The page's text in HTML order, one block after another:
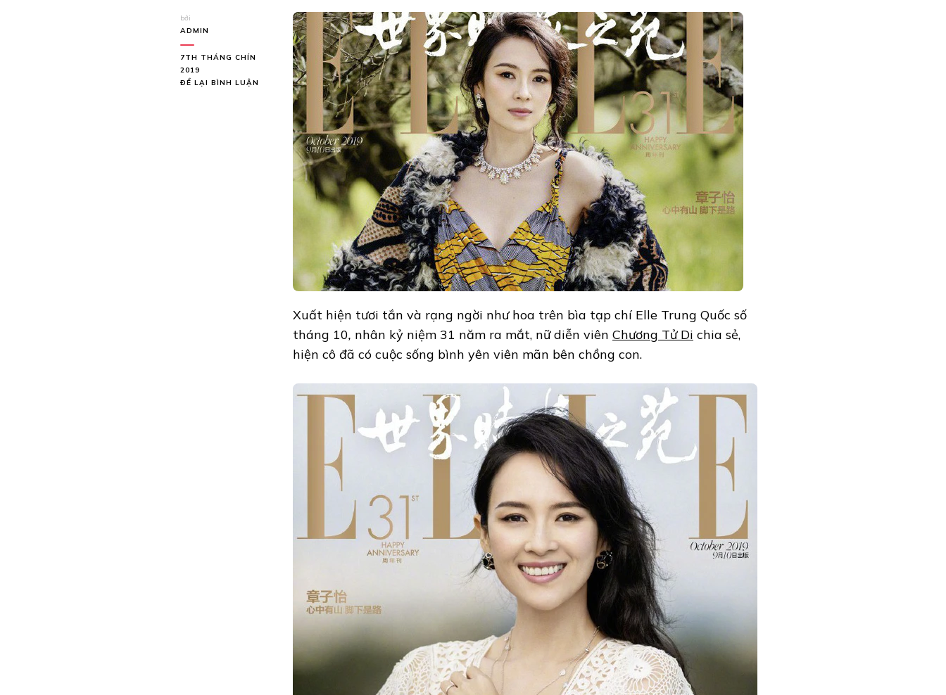
bởi
ADMIN
7TH THÁNG CHÍN
2019
ĐỂ LẠI BÌNH LUẬN
CHƯƠNG
Xuất hiện tươi tắn và rạng ngời như hoa trên bìa tạp chí Elle Trung Quốc số
tháng 10, nhân kỷ niệm 31 năm ra mắt, nữ diễn viên Chương Tử Di chia sẻ,
hiện cô đã có cuộc sống bình yên viên mãn bên chồng con.